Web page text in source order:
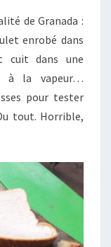
de Granada :
enrobé dans
cuit dans une
à la vapeur…
pour tester
tout. Horrible,